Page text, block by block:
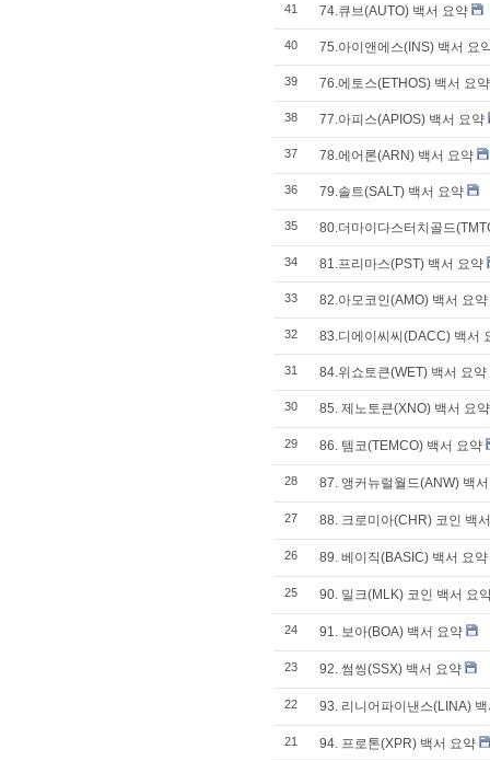
41 74.큐브(AUTO) 백서 요약
40 75.아이앤에스(INS) 백서 요
39 76.에토스(ETHOS) 백서 요약
38 77.아피스(APIOS) 백서 요약
37 78.에어론(ARN) 백서 요약
36 79.솔트(SALT) 백서 요약
35 80.더마이다스터치골드
34 81.프리마스(PST) 백서 요약
33 82.아모코인(AMO) 백서 요약
32 83.디에이씨씨(DACC) 백서
31 84.위쇼토큰(WET) 백서 요약
30 85. 제노토큰(XNO) 백서 요약
29 86. 템코(TEMCO) 백서 요약
28 87. 앵커뉴럴월드(ANW) 백
27 88. 크로미아(CHR) 코인 백
26 89. 베이직(BASIC) 백서 요약
25 90. 밀크(MLK) 코인 백서 요
24 91. 보아(BOA) 백서 요약
23 92. 썸씽(SSX) 백서 요약
22 93. 리니어파이낸스(LINA)
21 94. 프로톤(XPR) 백서 요약